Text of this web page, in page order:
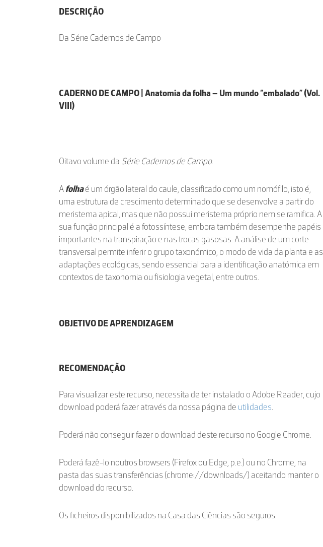
DESCRIÇÃO
Da Série Cadernos de Campo
CADERNO DE CAMPO | Anatomia da folha – Um mundo “embalado” (Vol.
VIII)
Oitavo volume da Série Cadernos de Campo.
Afolhaé um órgão lateral do caule, classificado como um nomófilo, isto é,
uma estrutura de crescimento determinado que se desenvolve a partir do
meristema apical, mas que não possui meristema próprio nem se ramifica. A
sua função principal é a fotossíntese, embora também desempenhe papéis
importantes na transpiração e nas trocas gasosas. A análise de um corte
transversal permite inferir o grupo taxonómico, o modo de vida da planta e as
adaptações ecológicas, sendo essencial para a identificação anatómica em
contextos de taxonomia ou fisiologia vegetal, entre outros.
OBJETIVO DE APRENDIZAGEM
RECOMENDAÇÃO
Para visualizar este recurso, necessita de ter instalado o Adobe Reader, cujo
download poderá fazer através da nossa página de utilidades.
Poderá não conseguir fazer o download deste recurso no Google Chrome.
Poderá fazê-lo noutros browsers (Firefox ou Edge, p.e.) ou no Chrome, na
pasta das suas transferências (chrome://downloads/) aceitando manter o
download do recurso.
Os ficheiros disponibilizados na Casa das Ciências são seguros.